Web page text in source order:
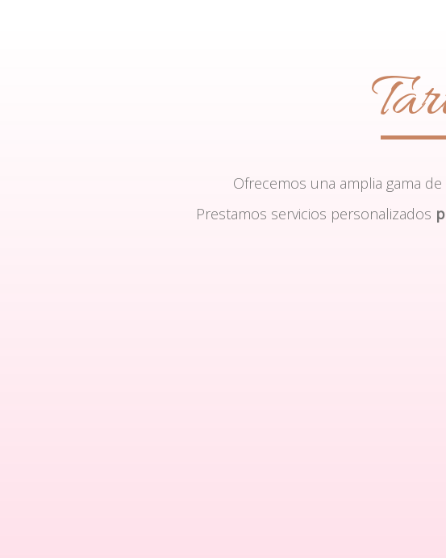
Ofrecemos una amplia gama de
Prestamos servicios personalizados